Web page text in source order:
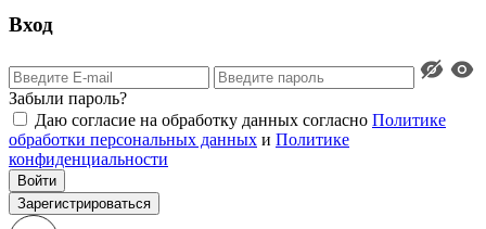
Вход
Забыли пароль?
Даю согласие на обработку данных согласно Политике
обработки персональных данных и Политике
конфиденциальности
Войти
Зарегистрироваться